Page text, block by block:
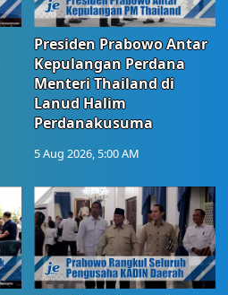
Presiden Prabowo Antar
Kepulangan Perdana
Menteri Thailand di
Lanud Halim
Perdanakusuma
5 Aug 2026, 5:00 AM